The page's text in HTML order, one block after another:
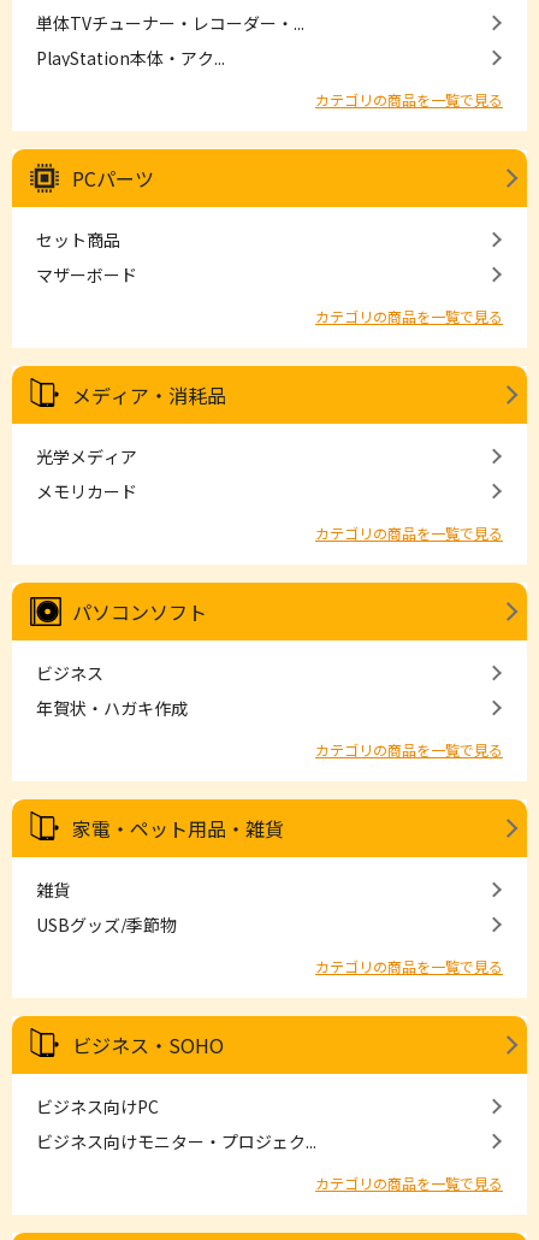
単体TVチューナー・レコーダー・...
PlayStation本体・アク...
カテゴリの商品を一覧で見る
PCパーツ
セット商品
マザーボード
カテゴリの商品を一覧で見る
メディア・消耗品
光学メディア
メモリカード
カテゴリの商品を一覧で見る
パソコンソフト
ビジネス
年賀状・ハガキ作成
カテゴリの商品を一覧で見る
家電・ペット用品・雑貨
雑貨
USBグッズ/季節物
カテゴリの商品を一覧で見る
ビジネス・SOHO
ビジネス向けPC
ビジネス向けモニター・プロジェク...
カテゴリの商品を一覧で見る